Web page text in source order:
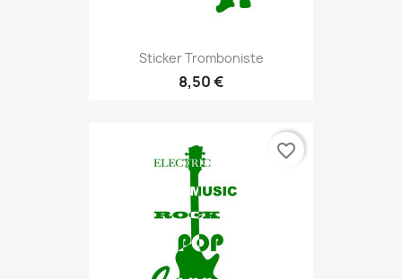
Sticker Tromboniste
8,50 €
favorite_border